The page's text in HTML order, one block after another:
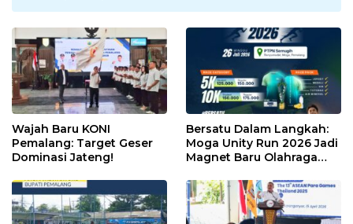
Wajah Baru KONI
Pemalang: Target Geser
Dominasi Jateng!
Bersatu Dalam Langkah:
Moga Unity Run 2026 Jadi
Magnet Baru Olahraga